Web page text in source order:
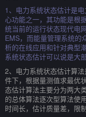
1、电力系统状态估计是
心功能之一，其功能是根
统当前的运行状态现代电
EMS，而能量管理系统的
析的在线应用和针对典型
系统状态估计可以说是大部
2、电力系统状态估计算
件下，根据量测值求最优
态估计算法主要分为两大
的总体算法逐次型算法使
时间长，估计质量差，限